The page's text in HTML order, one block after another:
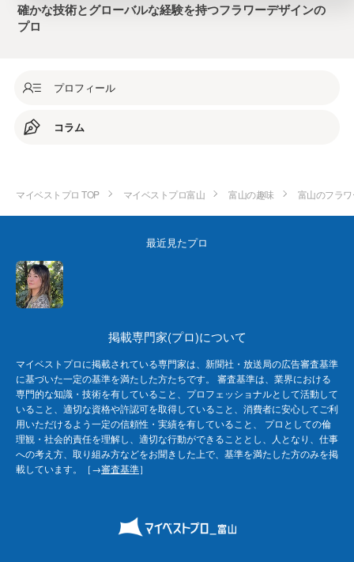
確かな技術とグローバルな経験を持つフラワーデザインの
プロ
プロフィール
コラム
マイベストプロ TOP マイベストプロ富山 富山の趣味 富山のフラ
最近見たプロ
掲載専門家(プロ)について
マイベストプロに掲載されている専門家は、新聞社・放送局の広告審査基準
に基づいた一定の基準を満たした方たちです。 審査基準は、業界における
専門的な知識・技術を有していること、プロフェッショナルとして活動して
いること、適切な資格や許認可を取得していること、消費者に安心してご利
用いただけるよう一定の信頼性・実績を有していること、 プロとしての倫
理観・社会的責任を理解し、適切な行動ができることとし、人となり、仕事
への考え方、取り組み方などをお聞きした上で、基準を満たした方のみを掲
載しています。［→審査基準］